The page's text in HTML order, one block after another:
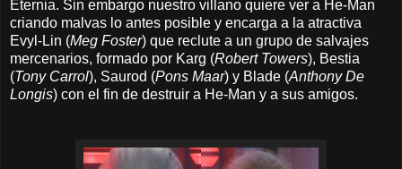
Eternia. Sin embargo nuestro villano quiere ver a He-Man
criando malvas lo antes posible y encarga a la atractiva
Evyl-Lin (Meg Foster) que reclute a un grupo de salvajes
mercenarios, formado por Karg (Robert Towers), Bestia
(Tony Carrol), Saurod (Pons Maar) y Blade (Anthony De
Longis) con el fin de destruir a He-Man y a sus amigos.